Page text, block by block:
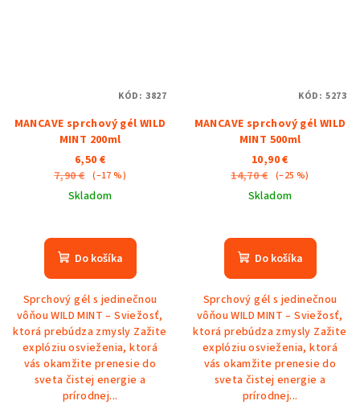
MANCAVE sprchový gél WILD
MINT 200ml
6,50 €
7,90 € (–17 %)
Skladom
Do košíka
Sprchový gél s jedinečnou
vôňou WILD MINT – Sviežosť,
ktorá prebúdza zmysly Zažite
explóziu osvieženia, ktorá
vás okamžite prenesie do
sveta čistej energie a
prírodnej...
KÓD: 3827
MANCAVE sprchový gél WILD
MINT 500ml
10,90 €
14,70 € (–25 %)
Skladom
Do košíka
Sprchový gél s jedinečnou
vôňou WILD MINT – Sviežosť,
ktorá prebúdza zmysly Zažite
explóziu osvieženia, ktorá
vás okamžite prenesie do
sveta čistej energie a
prírodnej...
KÓD: 5273